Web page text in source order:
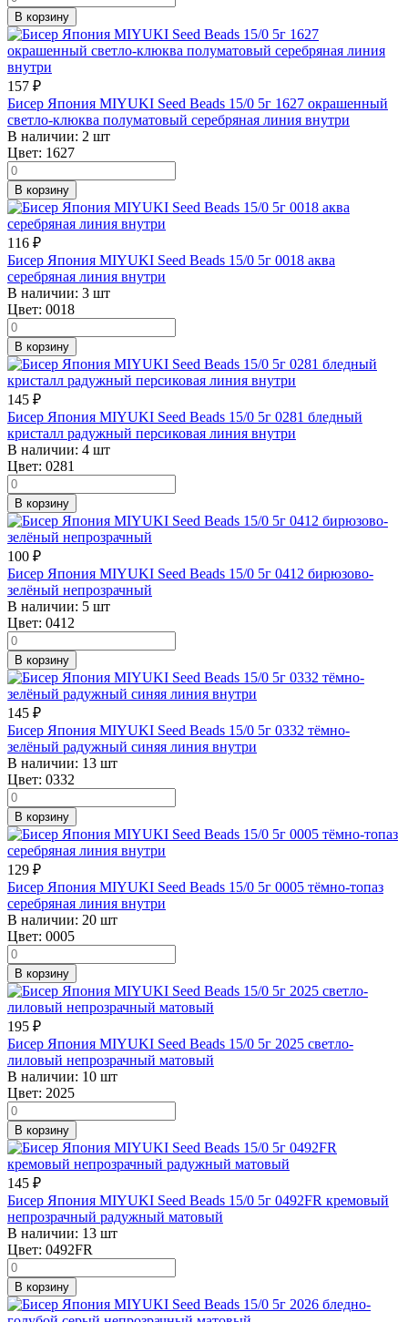
В корзину
157 ₽
Бисер Япония MIYUKI Seed Beads 15/0 5г 1627 окрашенный
светло-клюква полуматовый серебряная линия внутри
В наличии: 2 шт
Цвет: 1627
В корзину
116 ₽
Бисер Япония MIYUKI Seed Beads 15/0 5г 0018 аква
серебряная линия внутри
В наличии: 3 шт
Цвет: 0018
В корзину
145 ₽
Бисер Япония MIYUKI Seed Beads 15/0 5г 0281 бледный
кристалл радужный персиковая линия внутри
В наличии: 4 шт
Цвет: 0281
В корзину
100 ₽
Бисер Япония MIYUKI Seed Beads 15/0 5г 0412 бирюзово-
зелёный непрозрачный
В наличии: 5 шт
Цвет: 0412
В корзину
145 ₽
Бисер Япония MIYUKI Seed Beads 15/0 5г 0332 тёмно-
зелёный радужный синяя линия внутри
В наличии: 13 шт
Цвет: 0332
В корзину
129 ₽
Бисер Япония MIYUKI Seed Beads 15/0 5г 0005 тёмно-топаз
серебряная линия внутри
В наличии: 20 шт
Цвет: 0005
В корзину
195 ₽
Бисер Япония MIYUKI Seed Beads 15/0 5г 2025 светло-
лиловый непрозрачный матовый
В наличии: 10 шт
Цвет: 2025
В корзину
145 ₽
Бисер Япония MIYUKI Seed Beads 15/0 5г 0492FR кремовый
непрозрачный радужный матовый
В наличии: 13 шт
Цвет: 0492FR
В корзину